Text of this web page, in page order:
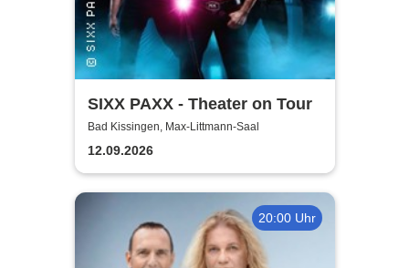
SIXX PAXX - Theater on Tour
Bad Kissingen, Max-Littmann-Saal
12.09.2026
20:00 Uhr